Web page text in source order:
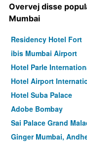
Overvej disse
Mumbai
Residency Hotel Fort
ibis Mumbai Airport
Hotel Parle
Hotel Airport
Hotel Suba Palace
Adobe Bombay
Sai Palace Grand
Ginger Mumbai,